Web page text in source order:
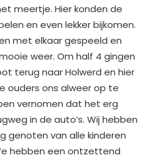
meertje. Hier konden de
en even lekker bijkomen.
met elkaar gespeeld en
weer. Om half 4 gingen
terug naar Holwerd en hier
ouders ons alweer op te
vernomen dat het erg
in de auto’s. Wij hebben
genoten van alle kinderen
hebben een ontzettend